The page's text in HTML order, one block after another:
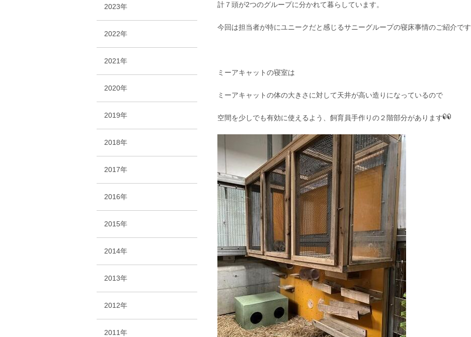
計７頭が2つのグループに分かれて暮らしています。
今回は担当者が特にユニークだと感じるサニーグループの寝床事情のご紹介です
ミーアキャットの寝室は
ミーアキャットの体の大きさに対して天井が高い造りになっているので
空間を少しでも有効に使えるよう、飼育員手作りの２階部分があります
2023年
2022年
2021年
2020年
2019年
2018年
2017年
2016年
2015年
2014年
2013年
2012年
2011年